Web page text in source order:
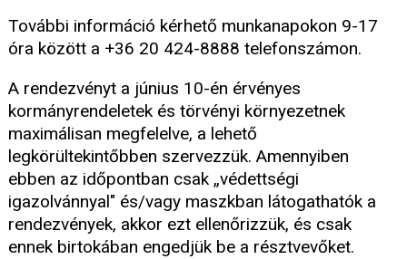
További információ kérhető munkanapokon 9-17
óra között a +36 20 424-8888 telefonszámon.
A rendezvényt a június 10-én érvényes
kormányrendeletek és törvényi környezetnek
maximálisan megfelelve, a lehető
legkörültekintőbben szervezzük. Amennyiben
ebben az időpontban csak „védettségi
igazolvánnyal" és/vagy maszkban látogathatók a
rendezvények, akkor ezt ellenőrizzük, és csak
ennek birtokában engedjük be a résztvevőket.